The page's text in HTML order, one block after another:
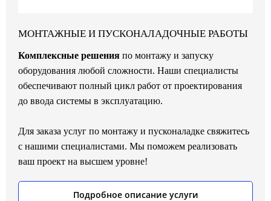
МОНТАЖНЫЕ И ПУСКОНАЛАДОЧНЫЕ РАБОТЫ
Комплексные решения по монтажу и запуску
оборудования любой сложности. Наши специалисты
обеспечивают полный цикл работ от проектирования
до ввода системы в эксплуатацию.
Для заказа услуг по монтажу и пусконаладке свяжитесь
с нашими специалистами. Мы поможем реализовать
ваш проект на высшем уровне!
Подробное описание услуги